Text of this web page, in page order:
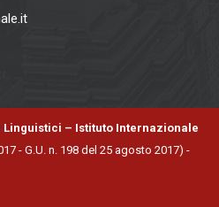
– Istituto Internazionale
- G.U. n. 198 del 25 agosto 2017) -